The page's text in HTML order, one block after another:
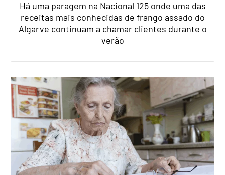
Há uma paragem na Nacional 125 onde uma das
receitas mais conhecidas de frango assado do
Algarve continuam a chamar clientes durante o
verão